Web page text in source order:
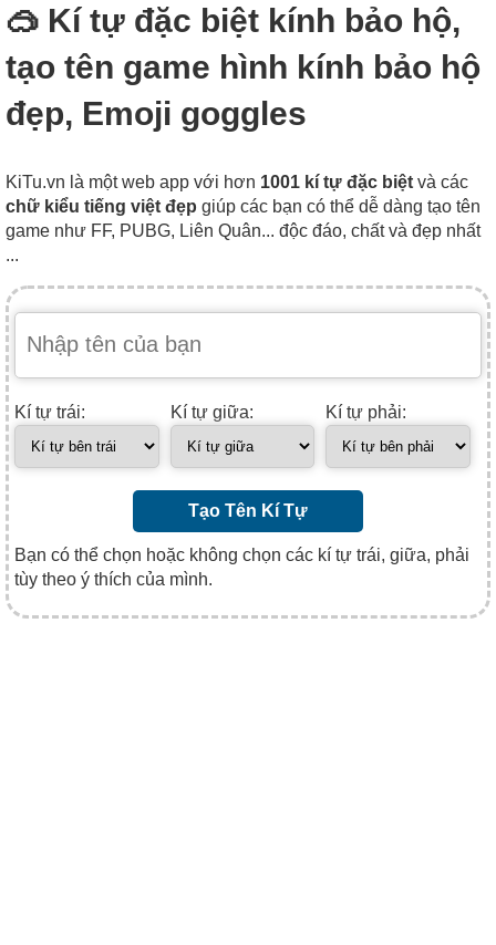
🥽 Kí tự đặc biệt kính bảo hộ,
tạo tên game hình kính bảo hộ
đẹp, Emoji goggles
KiTu.vn là một web app với hơn 1001 kí tự đặc biệt và các
chữ kiểu tiếng việt đẹp giúp các bạn có thể dễ dàng tạo tên
game như FF, PUBG, Liên Quân... độc đáo, chất và đẹp nhất
...
Kí tự trái: Kí tự giữa: Kí tự phải:
Tạo Tên Kí Tự
Bạn có thể chọn hoặc không chọn các kí tự trái, giữa, phải
tùy theo ý thích của mình.